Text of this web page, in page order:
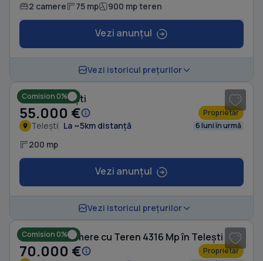
2 camere 75 mp 900 mp teren
Vezi anunțul
Vezi istoricul prețurilor
Comision 0%
Casă în Telești
55.000 € Proprietar
Telești La ~5km distanță 6 luni în urmă
200 mp
Vezi anunțul
Vezi istoricul prețurilor
Comision 0%
Casă cu 5 camere cu Teren 4316 Mp în Telești
70.000 € Proprietar